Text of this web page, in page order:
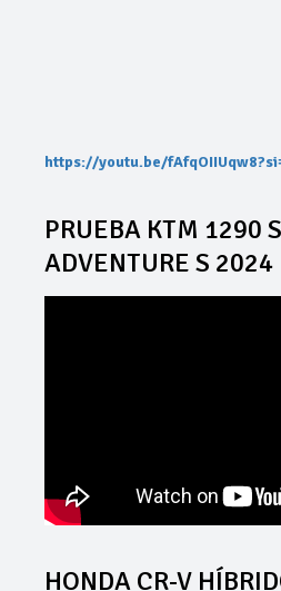
https://youtu.be/
PRUEBA KTM 1290
ADVENTURE S 2024
HONDA CR-V